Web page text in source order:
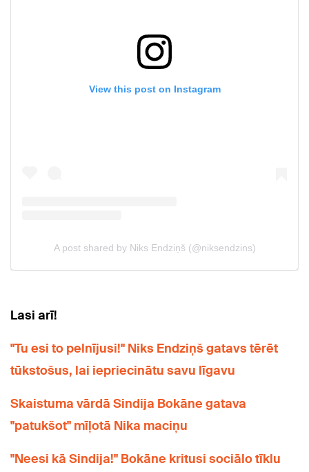
Lasi arī!
"Tu esi to pelnījusi!" Niks Endziņš gatavs tērēt
tūkstošus, lai iepriecinātu savu līgavu
Skaistuma vārdā Sindija Bokāne gatava
"patukšot" mīļotā Nika maciņu
"Neesi kā Sindija!" Bokāne kritusi sociālo tīklu